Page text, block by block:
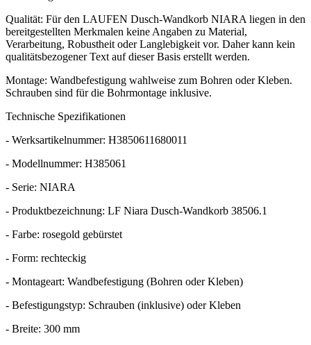
Qualität: Für den LAUFEN Dusch-Wandkorb NIARA liegen in den
bereitgestellten Merkmalen keine Angaben zu Material,
Verarbeitung, Robustheit oder Langlebigkeit vor. Daher kann kein
qualitätsbezogener Text auf dieser Basis erstellt werden.
Montage: Wandbefestigung wahlweise zum Bohren oder Kleben.
Schrauben sind für die Bohrmontage inklusive.
Technische Spezifikationen
- Werksartikelnummer: H3850611680011
- Modellnummer: H385061
- Serie: NIARA
- Produktbezeichnung: LF Niara Dusch-Wandkorb 38506.1
- Farbe: rosegold gebürstet
- Form: rechteckig
- Montageart: Wandbefestigung (Bohren oder Kleben)
- Befestigungstyp: Schrauben (inklusive) oder Kleben
- Breite: 300 mm